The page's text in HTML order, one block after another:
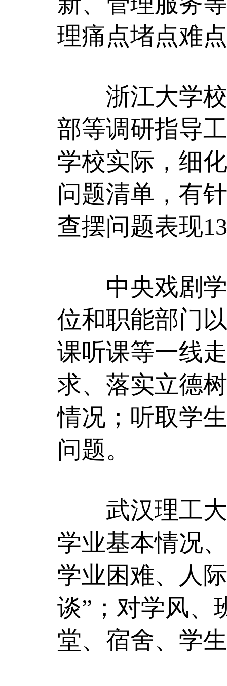
理痛点堵点难
浙江大学校
部等调研指导
学校实际，细
问题清单，有
查摆问题表现
中央戏剧学
位和职能部门
课听课等一线
求、落实立德
情况；听取学
问题。
武汉理工大
学业基本情况
学业困难、人
谈”；对学风、
堂、宿舍、学